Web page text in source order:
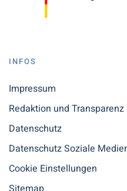
INFOS
Impressum
Redaktion und Transparenz
Datenschutz
Datenschutz Soziale
Cookie Einstellungen